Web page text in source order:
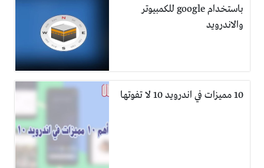
باستخدام google للكمبيوتر
والاندرويد
10 مميزات في اندرويد 10 لا تفوتها